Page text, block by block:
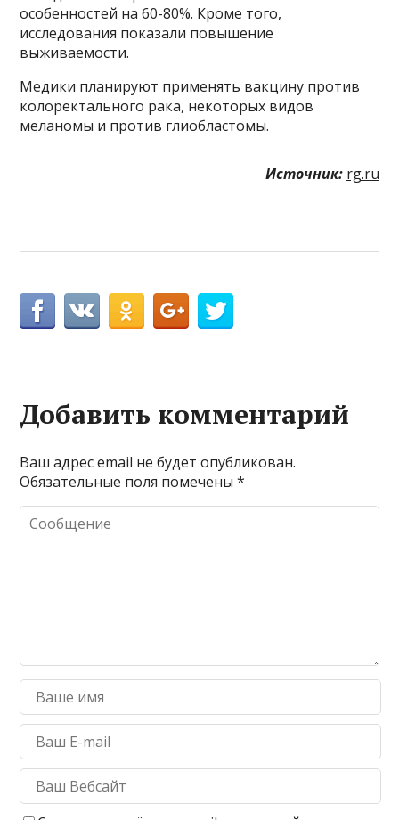
особенностей на 60-80%. Кроме того,
исследования показали повышение
выживаемости.
Медики планируют применять вакцину против
колоректального рака, некоторых видов
меланомы и против глиобластомы.
Источник: rg.ru
Добавить комментарий
Ваш адрес email не будет опубликован.
Обязательные поля помечены*